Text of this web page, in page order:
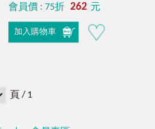
會員價 : 75折 262 元
加入購物車
頁 / 1